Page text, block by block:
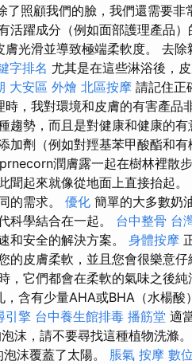
了照顧我們的臉，我們還需要非
活躍成分（例如面部護理產品）
膚光滑並導致極端柔軟度。 去
字排名 尤其是在這些淋浴後，
大安區 外燴 北區按摩 請記住正
，我對環境和皮膚的有害產品
趨勢，而且是對健康和健康的有
加劑（例如對羥基苯甲酸酯和
潤膚露一起在樹林裡散步
聞起來就像從地面上直接抬起。
的需求。 優化 簡單的大多數奶
科學結合在一起。 台中整骨 台
和安全的解決方案。 身體按摩
的皮膚柔軟，並且您會很樂意
，它們都會在柔軟的氣味之後純
，含有少量AHA或BHA（水楊
引擎 台中養生館排毒 播筋堂 適
沫，請不要尋找這種植物洗滌。
沫覆蓋了太陽。 脹氣 按摩 數